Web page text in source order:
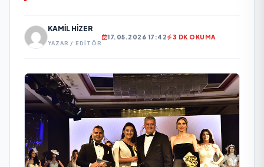
KAMIL HIZER
YAZAR / EDITÖR
17.05.2026 17:42 3 DK OKUMA